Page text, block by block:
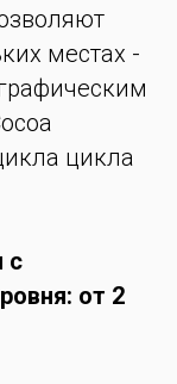
местах -
цикла
с
от 2